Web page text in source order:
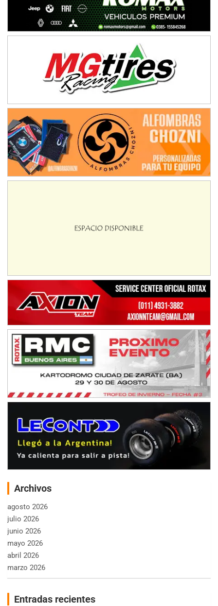
Archivos
agosto 2026
julio 2026
junio 2026
mayo 2026
abril 2026
marzo 2026
Entradas recientes